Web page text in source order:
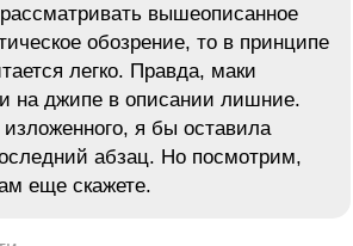
вышеописанное
обозрение, то в принципе
легко. Правда, маки
на джипе в описании лишние.
изложенного, я бы оставила
абзац. Но посмотрим,
еще скажете.